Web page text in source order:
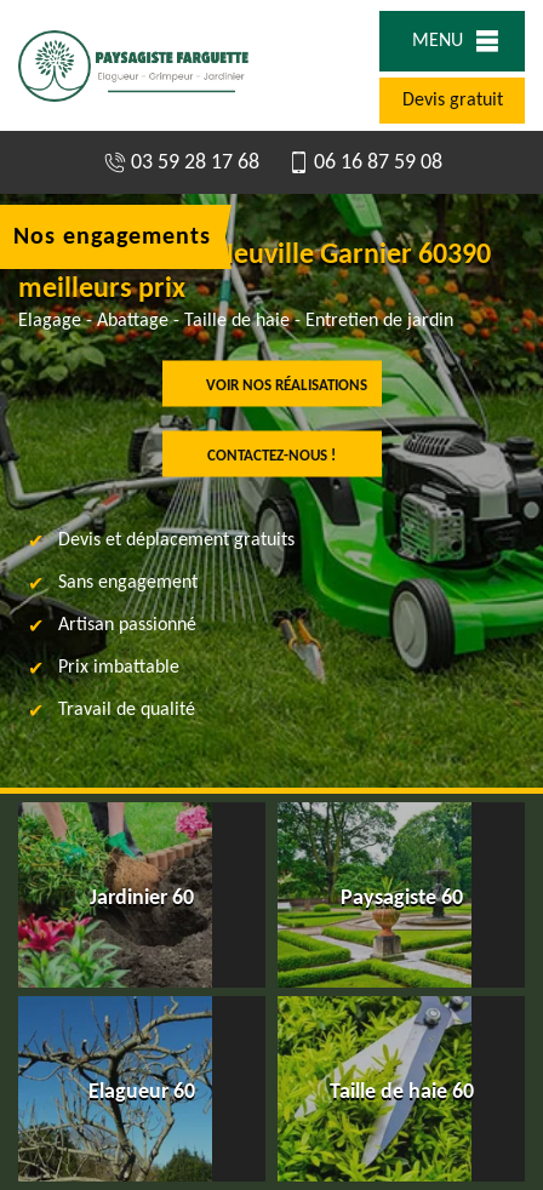
MENU
Devis gratuit
03 59 28 17 68 06 16 87 59 08
Taille de haie La Neuville Garnier 60390
meilleurs prix
Elagage - Abattage - Taille de haie - Entretien de jardin
VOIR NOS RÉALISATIONS
CONTACTEZ-NOUS !
Nos engagements
Devis et déplacement gratuits
Sans engagement
Artisan passionné
Prix imbattable
Travail de qualité
Jardinier 60 Paysagiste 60
Elagueur 60 Taille de haie 60